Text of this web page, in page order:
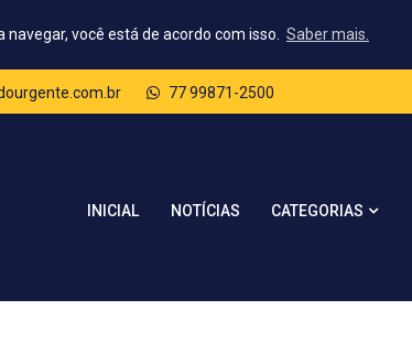
você está de acordo com isso. Saber mais.
77 99871-2500
INICIAL NOTÍCIAS CATEGORIAS